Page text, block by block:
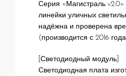
Серия «Магистраль
линейки уличных
надёжна и проверена
(производится с 2016
[Светодиодный модуль]
Светодиодная плата